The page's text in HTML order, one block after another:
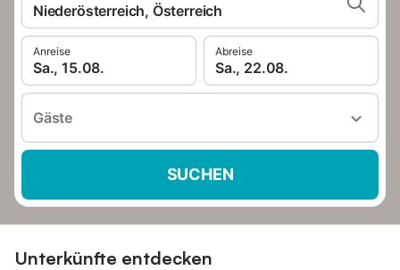
Niederösterreich, Österreich
Anreise
Sa., 15.08.
Abreise
Sa., 22.08.
Gäste
SUCHEN
Unterkünfte entdecken